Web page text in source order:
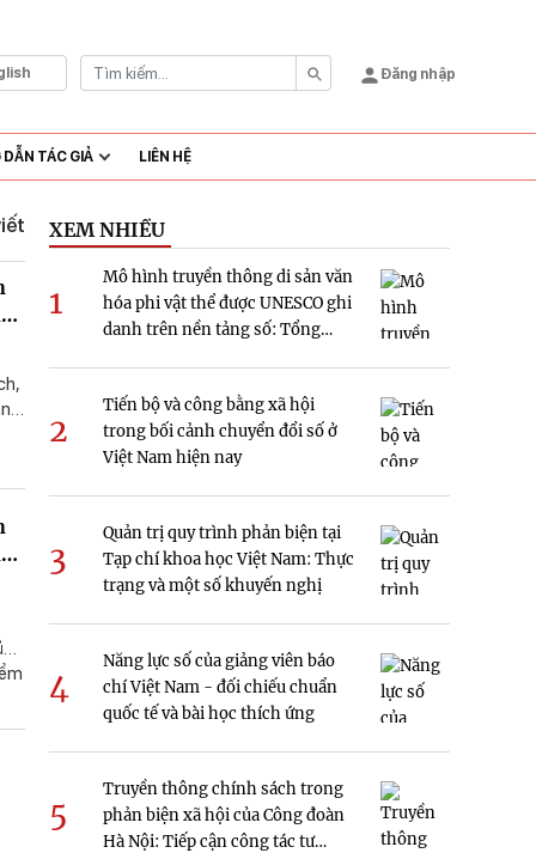
Đăng nhập
TÁC GIẢ LIÊN HỆ
XEM NHIỀU
1
Mô hình truyền thông di sản văn
hóa phi vật thể được UNESCO ghi
danh trên nền tảng số: Tổng
2
Tiến bộ và công bằng xã hội
trong bối cảnh chuyển đổi số ở
Việt Nam hiện nay
3
Quản trị quy trình phản biện tại
Tạp chí khoa học Việt Nam: Thực
trạng và một số khuyến nghị
4
Năng lực số của giảng viên báo
chí Việt Nam - đối chiếu chuẩn
quốc tế và bài học thích ứng
5
Truyền thông chính sách trong
phản biện xã hội của Công đoàn
Hà Nội: Tiếp cận công tác tư